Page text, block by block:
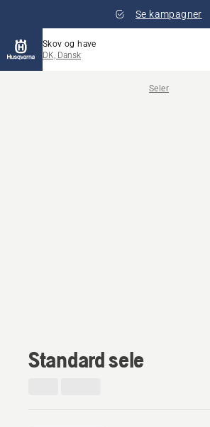
Se kampagner
Skov og have
DK, Dansk
Seler
Standard sele